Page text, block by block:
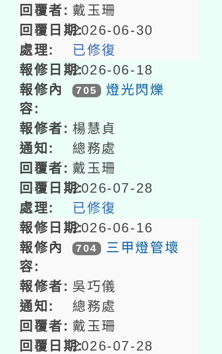
戴玉珊
2026-06-30
已修復
2026-06-18
705 燈光閃爍
楊慧貞
總務處
戴玉珊
2026-07-28
已修復
2026-06-16
704 三甲燈管壞
吳巧儀
總務處
戴玉珊
2026-07-28